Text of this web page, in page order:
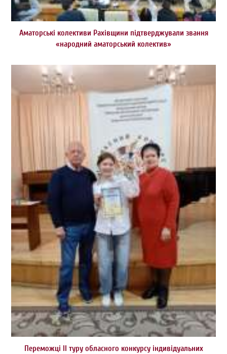
Аматорські колективи Рахівщини підтверджували звання
«народний аматорський колектив»
Переможці ІІ туру обласного конкурсу індивідуальних